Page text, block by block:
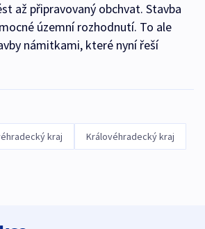
až připravovaný obchvat. Stavba
územní rozhodnutí. To ale
námitkami, které nyní řeší
kraj Královéhradecký kraj